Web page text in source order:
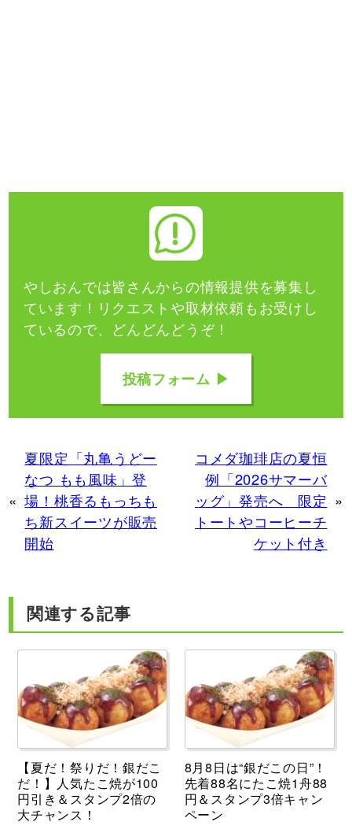
やしおんでは皆さんからの情報提供を募集し
ています！ リクエストや取材依頼もお受けし
ているので、どんどんどうぞ！
投稿フォーム ▶
«
夏限定「丸亀うどー
なつ もも風味」登
場！桃香るもっちも
ち新スイーツが販売
開始
コメダ珈琲店の夏恒
例「2026サマーバ
ッグ」発売へ 限定
トートやコーヒーチ
ケット付き
»
関連する記事
【夏だ！祭りだ！銀だこ
だ！】人気たこ焼が100
円引き＆スタンプ2倍の
大チャンス！
8月8日は“銀だこの日”！
先着88名にたこ焼1舟88
円＆スタンプ3倍キャン
ペーン